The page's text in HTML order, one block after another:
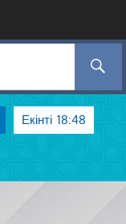
Екінті 18:48